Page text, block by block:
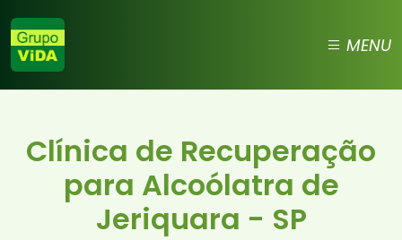
MENU
Clínica de Recuperação
para Alcoólatra de
Jeriquara - SP